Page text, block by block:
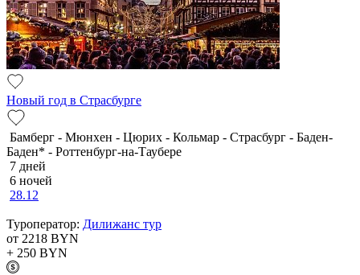
Новый год в Страсбурге
Бамберг - Мюнхен - Цюрих - Кольмар - Страсбург - Баден-
Баден* - Роттенбург-на-Таубере
7 дней
6 ночей
28.12
Туроператор: Дилижанс тур
от 2218 BYN
+ 250 BYN